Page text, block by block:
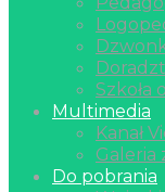
Szkoła
Multimedia
Kanał
Galeria
Do pobrania